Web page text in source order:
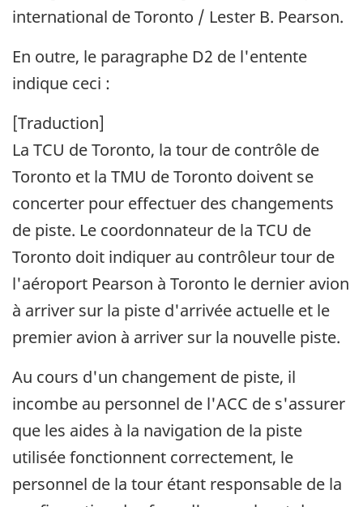
international de Toronto / Lester B. Pearson.
En outre, le paragraphe D2 de l'entente
indique ceci :
[Traduction]
La TCU de Toronto, la tour de contrôle de
Toronto et la TMU de Toronto doivent se
concerter pour effectuer des changements
de piste. Le coordonnateur de la TCU de
Toronto doit indiquer au contrôleur tour de
l'aéroport Pearson à Toronto le dernier avion
à arriver sur la piste d'arrivée actuelle et le
premier avion à arriver sur la nouvelle piste.
Au cours d'un changement de piste, il
incombe au personnel de l'ACC de s'assurer
que les aides à la navigation de la piste
utilisée fonctionnent correctement, le
personnel de la tour étant responsable de la